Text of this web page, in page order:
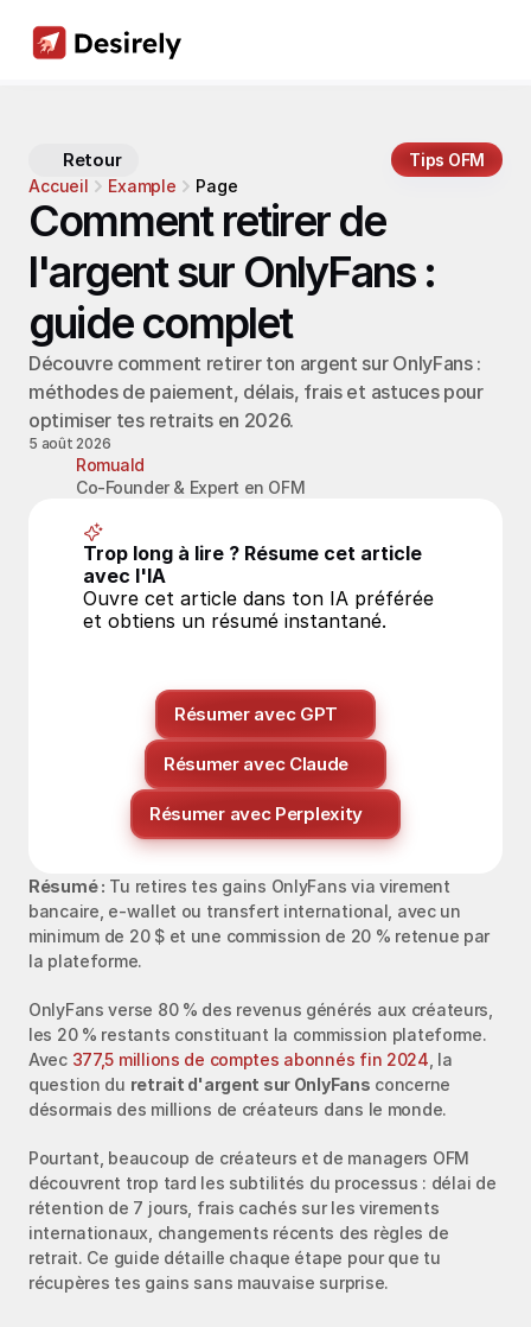
Retour
Tips OFM
Accueil
Example Page
Comment retirer de
l'argent sur OnlyFans :
guide complet
Découvre comment retirer ton argent sur OnlyFans :
méthodes de paiement, délais, frais et astuces pour
optimiser tes retraits en 2026.
5 août 2026
Romuald
Co-Founder & Expert en OFM
Trop long à lire ? Résume cet article
avec l'IA
Ouvre cet article dans ton IA préférée
et obtiens un résumé instantané.
Résumer avec GPT
Résumer avec Claude
Résumer avec Perplexity
Résumé : Tu retires tes gains OnlyFans via virement
bancaire, e‑wallet ou transfert international, avec un
minimum de 20 $ et une commission de 20 % retenue par
la plateforme.
OnlyFans verse 80 % des revenus générés aux créateurs,
les 20 % restants constituant la commission plateforme.
Avec 377,5 millions de comptes abonnés fin 2024 , la
question du retrait d'argent sur OnlyFans concerne
désormais des millions de créateurs dans le monde.
Pourtant, beaucoup de créateurs et de managers OFM
découvrent trop tard les subtilités du processus : délai de
rétention de 7 jours, frais cachés sur les virements
internationaux, changements récents des règles de
retrait. Ce guide détaille chaque étape pour que tu
récupères tes gains sans mauvaise surprise.